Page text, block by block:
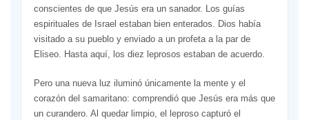
conscientes de que Jesús era un sanador. Los guías
espirituales de Israel estaban bien enterados. Dios había
visitado a su pueblo y enviado a un profeta a la par de
Eliseo. Hasta aquí, los diez leprosos estaban de acuerdo.
Pero una nueva luz iluminó únicamente la mente y el
corazón del samaritano: comprendió que Jesús era más que
un curandero. Al quedar limpio, el leproso capturó el